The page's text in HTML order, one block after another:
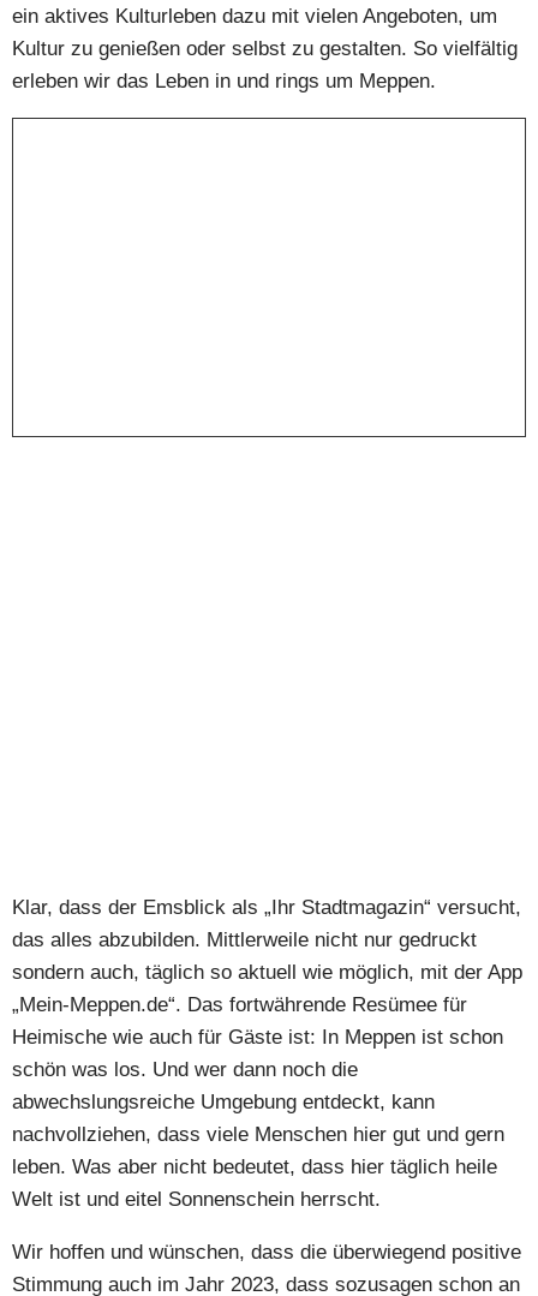
ein aktives Kulturleben dazu mit vielen Angeboten, um
Kultur zu genießen oder selbst zu gestalten. So vielfältig
erleben wir das Leben in und rings um Meppen.
Klar, dass der Emsblick als „Ihr Stadtmagazin“ versucht,
das alles abzubilden. Mittlerweile nicht nur gedruckt
sondern auch, täglich so aktuell wie möglich, mit der App
„Mein-Meppen.de“. Das fortwährende Resümee für
Heimische wie auch für Gäste ist: In Meppen ist schon
schön was los. Und wer dann noch die
abwechslungsreiche Umgebung entdeckt, kann
nachvollziehen, dass viele Menschen hier gut und gern
leben. Was aber nicht bedeutet, dass hier täglich heile
Welt ist und eitel Sonnenschein herrscht.
Wir hoffen und wünschen, dass die überwiegend positive
Stimmung auch im Jahr 2023, dass sozusagen schon an